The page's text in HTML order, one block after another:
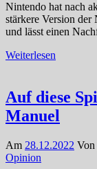
Nintendo hat nach
stärkere Version der
und lässt einen
Weiterlesen
Auf diese
Manuel
Am 28.12.2022 Von
Opinion